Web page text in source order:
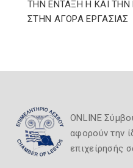
ΤΗΝ ΕΝΤΑΞΗ Η ΚΑΙ
ΣΤΗΝ ΑΓΟΡΑ ΕΡΓΑΣΙΑΣ
ONLINE
αφορούν την
επιχείρησής